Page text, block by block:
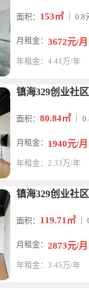
面积： 153㎡｜ 0.8
月租金： 3672元/月
年租金：4.41万/年
面积： 80.84㎡｜
月租金： 1940元/月
年租金：2.33万/年
面积： 119.71㎡｜
月租金： 2873元/月
年租金：3.45万/年